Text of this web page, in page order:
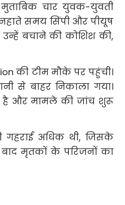
मुताबिक चार युवक-युवती
समय सिंपी और पीयूष
बचाने की कोशिश की,
की टीम मौके पर पहुंची।
से बाहर निकाला गया।
है और मामले की जांच शुरू
गहराई अधिक थी, जिसके
मृतकों के परिजनों का